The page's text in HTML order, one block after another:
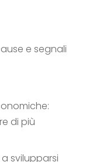
e segnali
di più
svilupparsi